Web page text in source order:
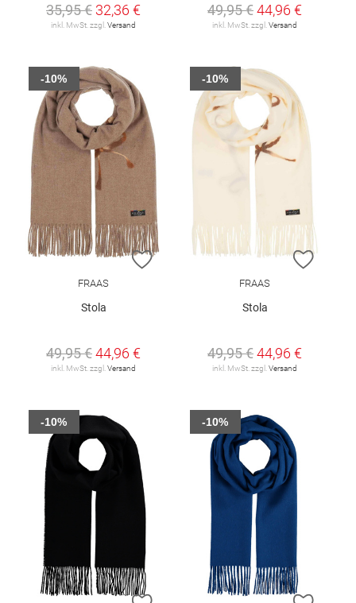
35,95 € 32,36 €
inkl. MwSt. zzgl. Versand
49,95 €44,96 €
inkl. MwSt. zzgl. Versand
ZUR WUNSCHLISTE HINZUFÜGEN
FRAAS
Stola
49,95 €44,96 €
inkl. MwSt. zzgl.Versand
-10%
ZUR
FRAAS
Stola
49,95 €44,96 €
inkl. MwSt. zzgl.Versand
-10%
-10% -10%